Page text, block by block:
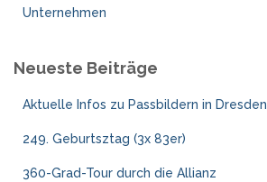
Unternehmen
Neueste Beiträge
Aktuelle Infos zu Passbildern in Dresden
249. Geburtsztag (3x 83er)
360-Grad-Tour durch die Allianz